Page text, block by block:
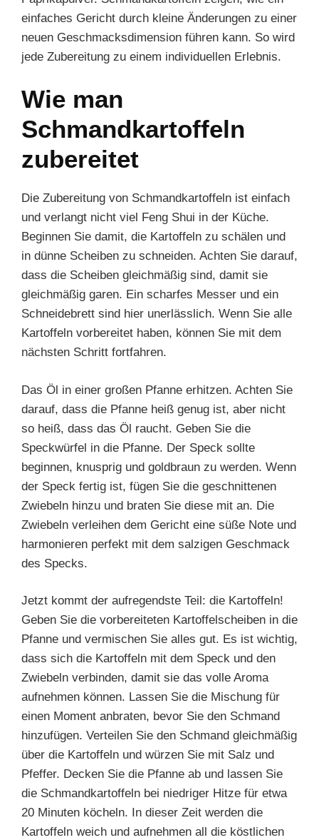
einfaches Gericht durch kleine Änderungen zu einer
neuen Geschmacksdimension führen kann. So wird
jede Zubereitung zu einem individuellen Erlebnis.
Wie man
Schmandkartoffeln
zubereitet
Die Zubereitung von Schmandkartoffeln ist einfach
und verlangt nicht viel Feng Shui in der Küche.
Beginnen Sie damit, die Kartoffeln zu schälen und
in dünne Scheiben zu schneiden. Achten Sie darauf,
dass die Scheiben gleichmäßig sind, damit sie
gleichmäßig garen. Ein scharfes Messer und ein
Schneidebrett sind hier unerlässlich. Wenn Sie alle
Kartoffeln vorbereitet haben, können Sie mit dem
nächsten Schritt fortfahren.
Das Öl in einer großen Pfanne erhitzen. Achten Sie
darauf, dass die Pfanne heiß genug ist, aber nicht
so heiß, dass das Öl raucht. Geben Sie die
Speckwürfel in die Pfanne. Der Speck sollte
beginnen, knusprig und goldbraun zu werden. Wenn
der Speck fertig ist, fügen Sie die geschnittenen
Zwiebeln hinzu und braten Sie diese mit an. Die
Zwiebeln verleihen dem Gericht eine süße Note und
harmonieren perfekt mit dem salzigen Geschmack
des Specks.
Jetzt kommt der aufregendste Teil: die Kartoffeln!
Geben Sie die vorbereiteten Kartoffelscheiben in die
Pfanne und vermischen Sie alles gut. Es ist wichtig,
dass sich die Kartoffeln mit dem Speck und den
Zwiebeln verbinden, damit sie das volle Aroma
aufnehmen können. Lassen Sie die Mischung für
einen Moment anbraten, bevor Sie den Schmand
hinzufügen. Verteilen Sie den Schmand gleichmäßig
über die Kartoffeln und würzen Sie mit Salz und
Pfeffer. Decken Sie die Pfanne ab und lassen Sie
die Schmandkartoffeln bei niedriger Hitze für etwa
20 Minuten köcheln. In dieser Zeit werden die
Kartoffeln weich und aufnehmen all die köstlichen